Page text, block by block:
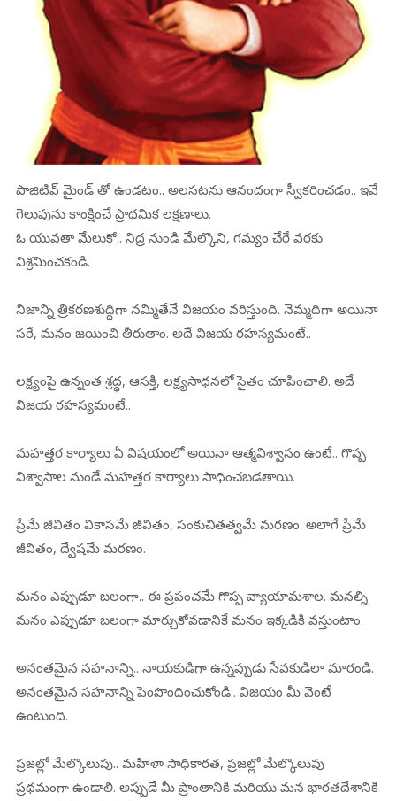
పాజిటివ్ మైండ్ తో ఉండటం.. అలసటను ఆనందంగా స్వీకరించడం.. ఇవే
గెలుపును కాంక్షించే ప్రాథమిక లక్షణాలు.
ఓ యువతా మేలుకో.. నిద్ర నుండి మేల్కొని, గమ్యం చేరే వరకు
విశ్రమించకండి.
నిజాన్ని త్రికరణశుద్ధిగా నమ్మితేనే విజయం వరిస్తుంది. నెమ్మదిగా అయినా
సరే, మనం జయించి తీరుతాం. అదే విజయ రహస్యమంటే..
లక్ష్యంపై ఉన్నంత శ్రద్ధ, ఆసక్తి, లక్ష్యసాధనలో సైతం చూపించాలి. అదే
విజయ రహస్యమంటే..
మహత్తర కార్యాలు ఏ విషయంలో అయినా ఆత్మవిశ్వాసం ఉంటే.. గొప్ప
విశ్వాసాల నుండే మహత్తర కార్యాలు సాధించబడతాయి.
ప్రేమే జీవితం వికాసమే జీవితం, సంకుచితత్వమే మరణం. అలాగే ప్రేమే
జీవితం, ద్వేషమే మరణం.
మనం ఎప్పుడూ బలంగా.. ఈ ప్రపంచమే గొప్ప వ్యాయామశాల. మనల్ని
మనం ఎప్పుడూ బలంగా మార్చుకోవడానికే మనం ఇక్కడికి వస్తుంటాం.
అనంతమైన సహనాన్ని.. నాయకుడిగా ఉన్నప్పుడు సేవకుడిలా మారండి.
అనంతమైన సహనాన్ని పెంపొందించుకోండి.. విజయం మీ వెంటే
ఉంటుంది.
ప్రజల్లో మేల్కొలుపు.. మహిళా సాధికారత, ప్రజల్లో మేల్కొలుపు
ప్రథమంగా ఉండాలి. అప్పుడే మీ ప్రాంతానికి మరియు మన భారతదేశానికి